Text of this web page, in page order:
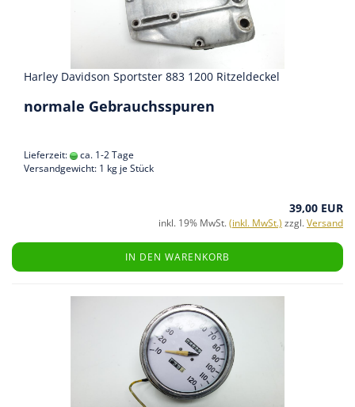
Harley Davidson Sportster 883 1200 Ritzeldeckel
normale Gebrauchsspuren
Lieferzeit:
ca. 1-2 Tage
Versandgewicht: 1 kg je Stück
39,00 EUR
inkl. 19% MwSt.(inkl. MwSt.) zzgl.Versand
IN DEN WARENKORB